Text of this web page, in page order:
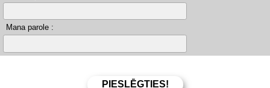
Mana parole :